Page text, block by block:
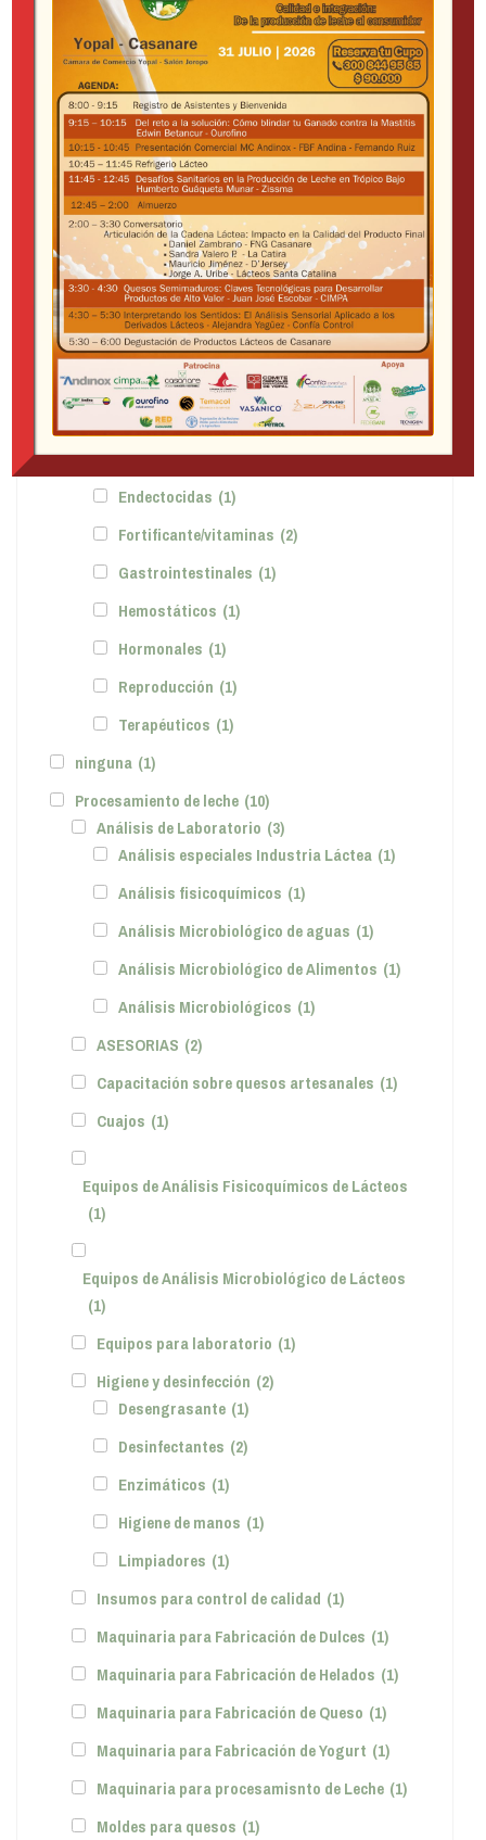
Heno (1)
Henolaje (1)
Miloreo de Palma (1)
Nutrición Animal (3)
Cubos de Alfalfa (1)
Pellet de Alfalfa (1)
Semillas de Ryegrass (1)
Sanidad (2)
Antiinflamatorios analgésicos (1)
Antimicrobianos (1)
Antiparasitarios (1)
Dermatológicos (1)
Ectoparásiticidas (1)
Endectocidas (1)
Fortificante/vitaminas (2)
Gastrointestinales (1)
Hemostáticos (1)
Hormonales (1)
Reproducción (1)
Terapéuticos (1)
ninguna (1)
Procesamiento de leche (10)
Análisis de Laboratorio (3)
Análisis especiales Industria Láctea (1)
Análisis fisicoquímicos (1)
Análisis Microbiológico de aguas (1)
Análisis Microbiológico de Alimentos (1)
Análisis Microbiológicos (1)
ASESORIAS (2)
Capacitación sobre quesos artesanales (1)
Cuajos (1)
Equipos de Análisis Fisicoquímicos de Lácteos
(1)
Equipos de Análisis Microbiológico de Lácteos
(1)
Equipos para laboratorio (1)
Higiene y desinfección (2)
Desengrasante (1)
Desinfectantes (2)
Enzimáticos (1)
Higiene de manos (1)
Limpiadores (1)
Insumos para control de calidad (1)
Maquinaria para Fabricación de Dulces (1)
Maquinaria para Fabricación de Helados (1)
Maquinaria para Fabricación de Queso (1)
Maquinaria para Fabricación de Yogurt (1)
Maquinaria para procesamisnto de Leche (1)
Moldes para quesos (1)